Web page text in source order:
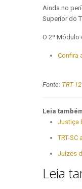
Ainda no
Superior do
O 2º Módulo
Confira
Fonte: TRT-12
Leia
Justiça
TRT-
Juízes
Leia